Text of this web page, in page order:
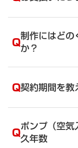
Aクレジットカ
ード決済にな
ます。
Q制作にはど
か？
AWEBサイトの
ですか？
Q契約期間を教
A最低契約期間
ができます。
HTMLの納品は
Qポンプ（空
久年数